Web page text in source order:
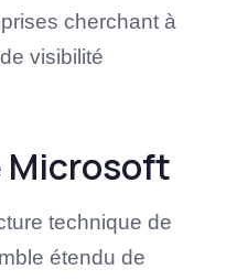
cherchant à
visibilité
Microsoft
technique de
étendu de